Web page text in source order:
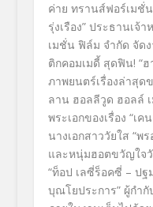
ค่าย ทรานส์ฟอร์เมชั่
รุ่งเรือง” ประธานเ
เมชั่น ฟิล์ม จำกัด จัด
ติกคอมเมดี้ สุดฟิน! “
ภาพยนตร์เรื่องล่าสุด
ลาน ฮอลลีวูด ฮอลล์
พระเอกของเรื่อง “เค
นางเอกสาววัยใส “พ
และหนุ่มฮอตขวัญใจ
“ท็อป เลซี่ร็อคซี่ – ปฐ
บุณโยประการ” ผู้กำ